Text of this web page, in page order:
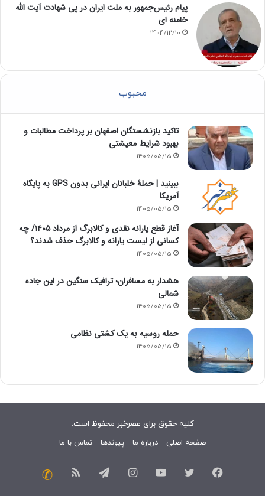
پیام رئیس‌جمهور به ملت ایران در پی شهادت آیت الله
خامنه ای
1404/12/10
محبوب
تاکید بازنشستگان اصفهان بر پرداخت مطالبات و
بهبود شرایط معیشتی
1405/05/15
ببینید | حملۀ خلبانان ایرانی بدون GPS به پایگاه
آمریکا
1405/05/15
آغاز قطع یارانه نقدی و کالابرگ از مرداد ۱۴۰۵/ چه
کسانی از لیست یارانه و کالابرگ حذف شدند؟
1405/05/15
هشدار به مسافران؛ ترافیک سنگین در این جاده
شمالی
1405/05/15
حمله روسیه به یک کشتی نظامی
1405/05/15
کلیه حقوق برای عصرخبر محفوظ است.
صفحه اصلی
درباره ما پیوندها تماس با ما
فیسبوک توییتر یوتیوب اینستاگرامتلگرام خوراک